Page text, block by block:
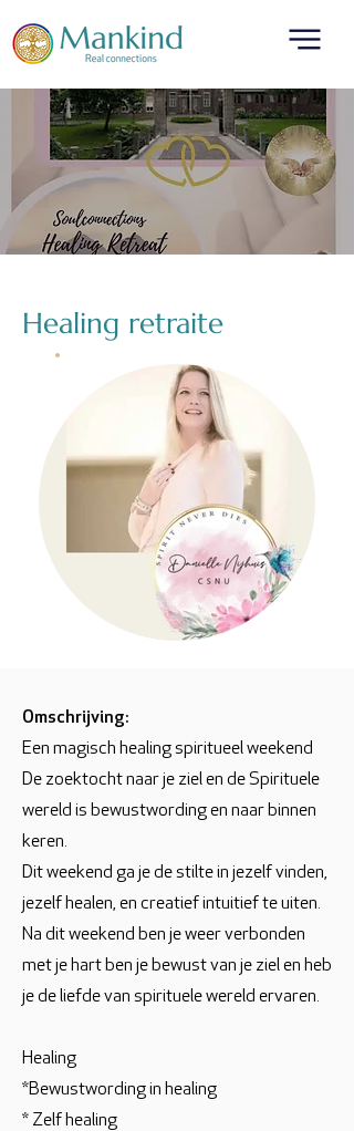
Healing retraite
Omschrijving:
Een magisch healing spiritueel weekend
De zoektocht naar je ziel en de Spirituele
wereld is bewustwording en naar binnen
keren.
Dit weekend ga je de stilte in jezelf vinden,
jezelf healen, en creatief intuitief te uiten.
Na dit weekend ben je weer verbonden
met je hart ben je bewust van je ziel en heb
je de liefde van spirituele wereld ervaren.
Healing
*Bewustwording in healing
* Zelf healing